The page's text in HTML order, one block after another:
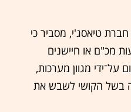
חברת טיאסג'י, מסביר כי
מכ"ם או חיישנים
על־ידי מגוון מערכות,
בשל הקושי לשבש את